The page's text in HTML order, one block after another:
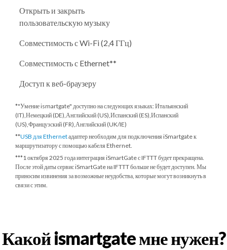
Открыть и закрыть
пользовательскую музыку
Совместимость с Wi-Fi (2,4 ГГц)
Совместимость с Ethernet**
Доступ к веб-браузеру
*"Умение ismartgate" доступно на следующих языках: Итальянский
(IT),Немецкий (DE),Английский (US),Испанский (ES),Испанский
(US),Французский (FR),Английский (UK/IE)
**USB для Ethernetадаптер необходим для подключения iSmartgate к
маршрутизатору с помощью кабеля Ethernet.
***1 октября 2025 годаинтеграция iSmartGate с IFTTT будет прекращена.
После этой даты сервис iSmartGate на IFTTT больше не будет доступен. Мы
приносим извинения за возможные неудобства, которые могут возникнуть в
связи с этим.
Какой ismartgate мне нужен?